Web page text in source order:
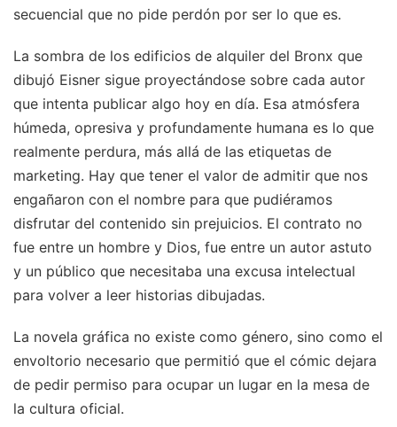
secuencial que no pide perdón por ser lo que es.
La sombra de los edificios de alquiler del Bronx que
dibujó Eisner sigue proyectándose sobre cada autor
que intenta publicar algo hoy en día. Esa atmósfera
húmeda, opresiva y profundamente humana es lo que
realmente perdura, más allá de las etiquetas de
marketing. Hay que tener el valor de admitir que nos
engañaron con el nombre para que pudiéramos
disfrutar del contenido sin prejuicios. El contrato no
fue entre un hombre y Dios, fue entre un autor astuto
y un público que necesitaba una excusa intelectual
para volver a leer historias dibujadas.
La novela gráfica no existe como género, sino como el
envoltorio necesario que permitió que el cómic dejara
de pedir permiso para ocupar un lugar en la mesa de
la cultura oficial.